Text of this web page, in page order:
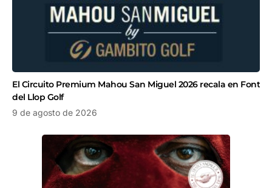
El Circuito Premium Mahou San Miguel 2026 recala en Font
del Llop Golf
9 de agosto de 2026